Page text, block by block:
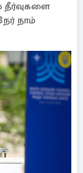
தீர்வுகளை
நாம்